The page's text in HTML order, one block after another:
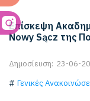
Επίσκεψη
Nowy Sącz της
Δημοσίευση: 23-06-
Γενικές